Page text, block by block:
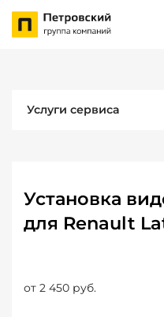
Услуги сервиса
Установка
для Renault
от 2 450 руб.